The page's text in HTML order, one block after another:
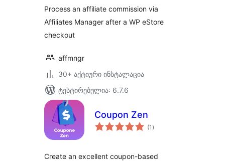
Process an affiliate commission via
Affiliates Manager after a WP eStore
checkout
affmngr
30+ აქტიური ინსტალაცია
ტესტირებულია: 6.7.6
Coupon Zen
(1 საერთო
რეიტინგი
)
Create an excellent coupon-based